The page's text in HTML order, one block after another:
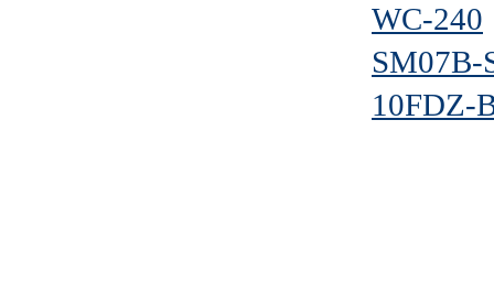
WC-240
SM07B-
10FDZ-